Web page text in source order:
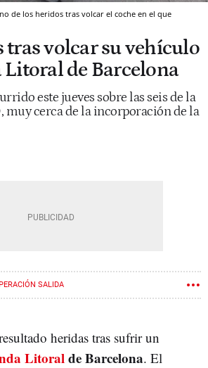
de los heridos tras volcar el coche en el que
tras volcar su vehículo
Litoral de Barcelona
este jueves sobre las seis de la
muy cerca de la incorporación de la
SALIDA
heridas tras sufrir un
Litoralde Barcelona. El